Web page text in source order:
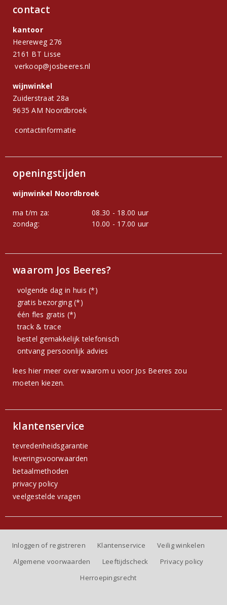
contact
kantoor
Heereweg 276
2161 BT Lisse
verkoop@josbeeres.nl
wijnwinkel
Zuiderstraat 28a
9635 AM Noordbroek
contactinformatie
openingstijden
wijnwinkel Noordbroek
ma t/m za:
08.30 - 18.00 uur
zondag:
10.00 - 17.00 uur
waarom Jos Beeres?
volgende dag in huis (*)
gratis bezorging (*)
één fles gratis (*)
track & trace
bestel gemakkelijk telefonisch
ontvang persoonlijk advies
lees hier meer over waarom u voor Jos Beeres zou
moeten kiezen.
klantenservice
tevredenheidsgarantie
leveringsvoorwaarden
betaalmethoden
privacy policy
veelgestelde vragen
Inloggen of registreren Klantenservice
Veilig winkelen
Algemene voorwaarden
Leeftijdscheck
Privacy policy
Herroepingsrecht